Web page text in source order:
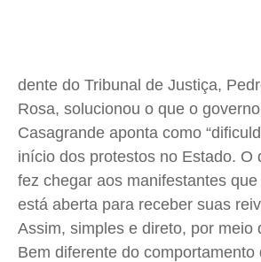
Colunas
Caetano Roque
Gustavo Bastos
Jr Mignone (in memorian)
Wanda Sily
Publicidade Legal
Colunas
Caetano Roque
Gustavo Bastos
Jr Mignone (in memorian)
Wanda Sily
Publicidade Legal
Colunas
Caetano Roque
Gustavo Bastos
Jr Mignone (in memorian)
Wanda Sily
Publicidade Legal
Colunas
Caetano Roque
Gustavo Bastos
Jr Mignone (in memorian)
Wanda Sily
Publicidade Legal
dente do Tribunal de Justiça,
Rosa, solucionou o que o
Casagrande aponta como
início dos protestos no Estado. O
fez chegar aos manifestantes
está aberta para receber suas
Assim, simples e direto, por meio
Bem diferente do comportamento